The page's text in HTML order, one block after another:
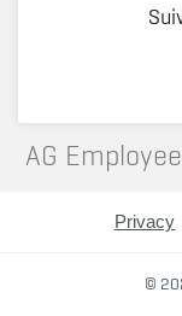
Privacy
©